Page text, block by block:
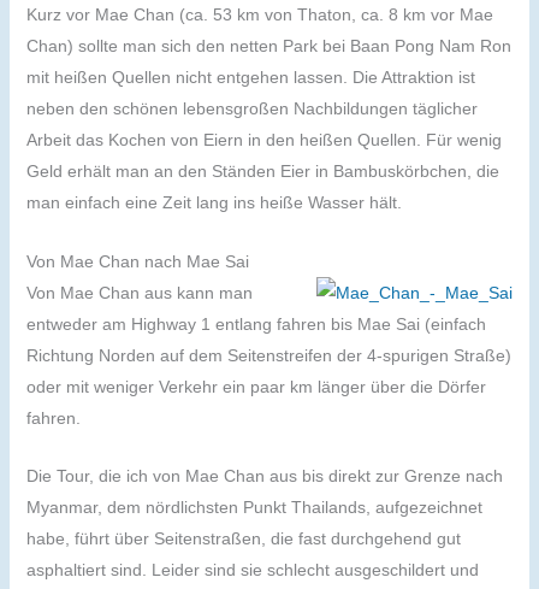
Kurz vor Mae Chan (ca. 53 km von Thaton, ca. 8 km vor Mae
Chan) sollte man sich den netten Park bei Baan Pong Nam Ron
mit heißen Quellen nicht entgehen lassen. Die Attraktion ist
neben den schönen lebensgroßen Nachbildungen täglicher
Arbeit das Kochen von Eiern in den heißen Quellen. Für wenig
Geld erhält man an den Ständen Eier in Bambuskörbchen, die
man einfach eine Zeit lang ins heiße Wasser hält.
Von Mae Chan nach Mae Sai
Von Mae Chan aus kann man
entweder am Highway 1 entlang fahren bis Mae Sai (einfach
Richtung Norden auf dem Seitenstreifen der 4-spurigen Straße)
oder mit weniger Verkehr ein paar km länger über die Dörfer
fahren.
Die Tour, die ich von Mae Chan aus bis direkt zur Grenze nach
Myanmar, dem nördlichsten Punkt Thailands, aufgezeichnet
habe, führt über Seitenstraßen, die fast durchgehend gut
asphaltiert sind. Leider sind sie schlecht ausgeschildert und